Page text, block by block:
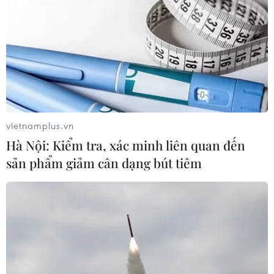
Theo dõi VietnamPlus
TIN LIÊN QUAN
vietnamplus.vn
Hà Nội: Kiểm tra, xác minh liên quan đến
sản phẩm giảm cân dạng bút tiêm